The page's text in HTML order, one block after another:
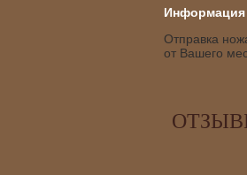
Информация
Отправка
от Вашего